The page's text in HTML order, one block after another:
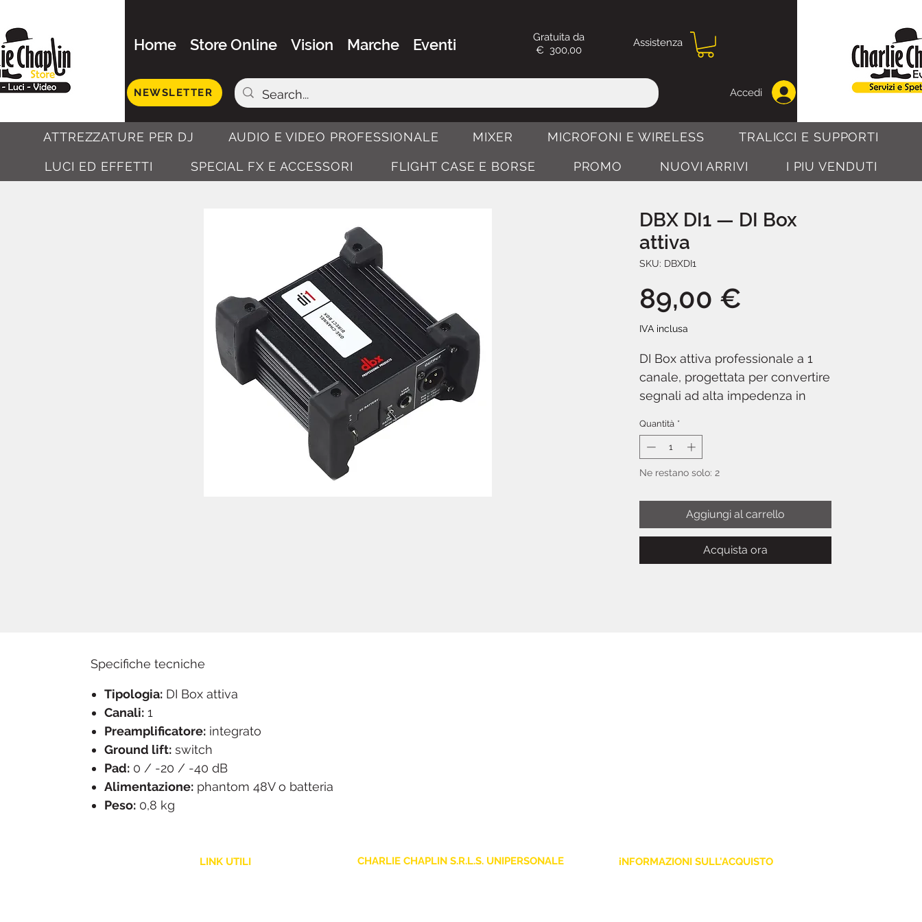
Home Store Online Vision Marche Eventi
Gratuita da
€ 300,00
Assistenza
NEWSLETTER Accedi
ATTREZZATURE PER DJ AUDIO E VIDEO PROFESSIONALE MIXER MICROFONI E WIRELESS TRALICCI E SUPPORTI
LUCI ED EFFETTI SPECIAL FX E ACCESSORI FLIGHT CASE E BORSE PROMO NUOVI ARRIVI I PIU VENDUTI
DBX DI1 — DI Box
attiva
SKU: DBXDI1
89,00 €
IVA inclusa
DI Box attiva professionale a 1
canale, progettata per convertire
segnali ad alta impedenza in
impedenza per collegamenti a
mixer e stage box.
preamplificatore integrato,
posizioni per gestire sorgenti ad
alto livello. La costruzione
robusta e l'alimentazione
phantom garantiscono
Quantità *
Ne restano solo: 2
Aggiungi al carrello
Acquista ora
Specifiche tecniche
Tipologia: DI Box attiva
Canali: 1
Preamplificatore: integrato
Ground lift: switch
Pad: 0 / -20 / -40 dB
Alimentazione: phantom 48V o batteria
Peso: 0,8 kg
LINK UTILI CHARLIE CHAPLIN S.R.L.S. UNIPERSONALE iNFORMAZIONI SULL'ACQUISTO